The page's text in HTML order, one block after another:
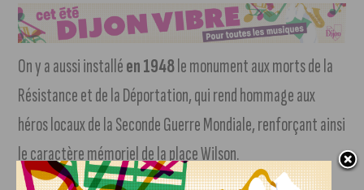
On y a aussi installéen 1948le monument aux morts de la
Résistance et de la Déportation, qui rend hommage aux
héros locaux de la Seconde Guerre Mondiale, renforçant ainsi
le caractère mémoriel de la place Wilson.